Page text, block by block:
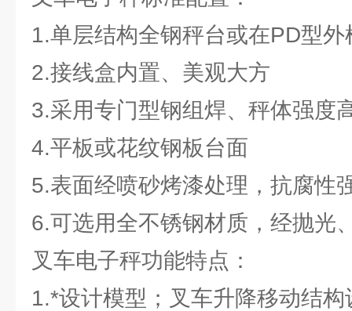
1.单层结构全钢秤台或在PD型
2.接线盒内置、美观大方
3.采用专门型钢组焊、秤体强度
4.平板或花纹钢板台面
5.表面经喷砂烤漆处理，抗腐性
6.可选用全不锈钢材质，经抛光
叉车电子秤功能特点：
1.*设计模型；叉车升降移动结